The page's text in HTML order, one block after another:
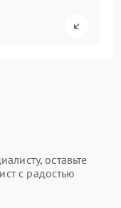
оставьте
с радостью